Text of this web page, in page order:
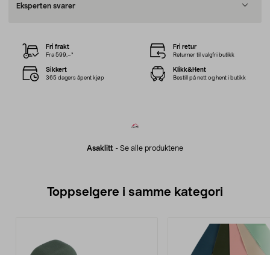
Eksperten svarer
Asaklitt - Se alle produktene
Fri frakt
Fra 599,–*
Fri retur
Returner til valgfri butikk
Sikkert
365 dagers åpent kjøp
Klikk&Hent
Bestill på nett og hent i butikk
Toppselgere i samme kategori